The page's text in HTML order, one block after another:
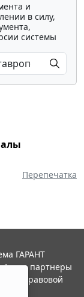
и
в силу,
системы
Перепечатка
ГАРАНТ
и ее партнеры
правовой